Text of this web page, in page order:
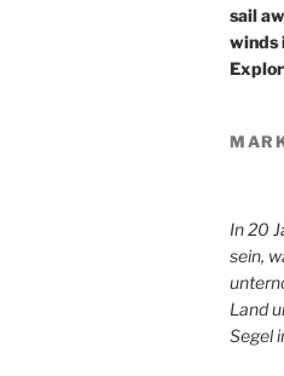
sail
winds
In 20
sein,
Land
Segel